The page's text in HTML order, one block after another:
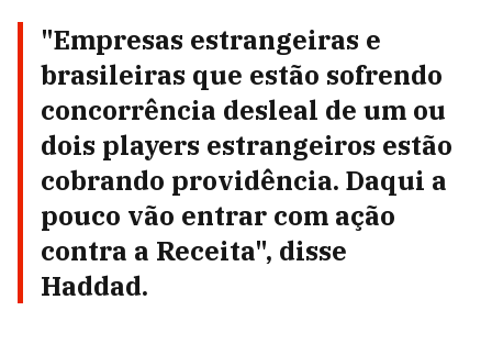
"Empresas estrangeiras e
brasileiras que estão sofrendo
concorrência desleal de um ou
dois players estrangeiros estão
cobrando providência. Daqui a
pouco vão entrar com ação
contra a Receita", disse
Haddad.